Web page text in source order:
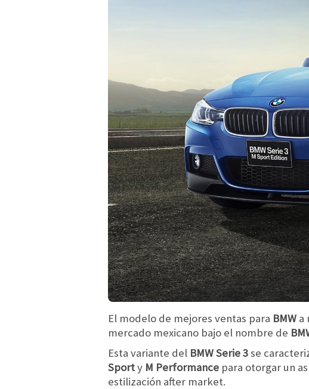
El modelo de mejores ventas para BMW a
mercado mexicano bajo el nombre de
Esta variante del BMW Serie 3se
Sporty M Performance para otorgar un
estilización after market.